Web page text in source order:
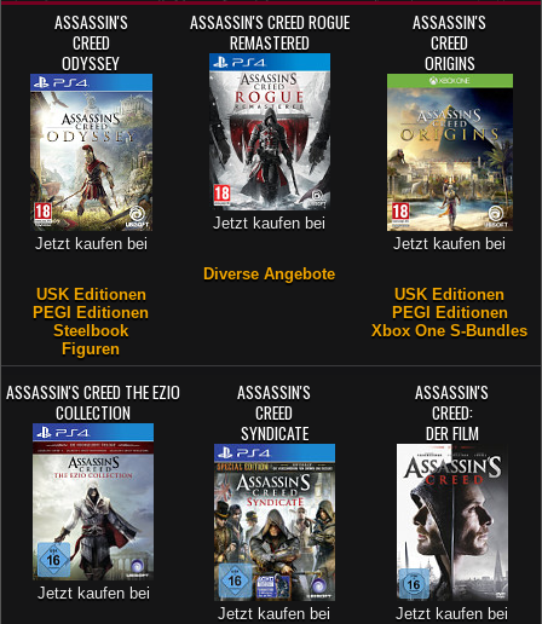
ASSASSIN'S
CREED
ODYSSEY
Jetzt kaufen bei
USK Editionen
PEGI Editionen
Steelbook
Figuren
ASSASSIN'S CREED ROGUE
REMASTERED
Jetzt kaufen bei
Diverse Angebote
ASSASSIN'S
CREED
ORIGINS
Jetzt kaufen bei
USK Editionen
PEGI Editionen
Xbox One S-Bundles
ASSASSIN'S CREED THE EZIO
COLLECTION
Jetzt kaufen bei
ASSASSIN'S
CREED
SYNDICATE
Jetzt kaufen bei
ASSASSIN'S
CREED:
DER FILM
Jetzt kaufen bei